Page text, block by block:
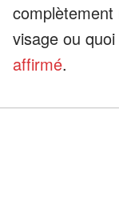
visage ou
affirmé.